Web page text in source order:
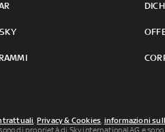
, Privacy & Cookies, informazioni